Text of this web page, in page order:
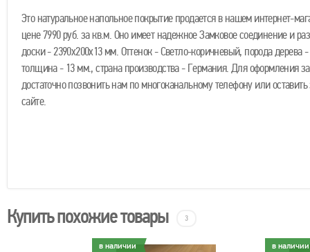
Это натуральное напольное покрытие продается в нашем интернет-
цене 7990 руб. за кв.м. Оно имеет надежное Замковое соединение и
доски - 2390х200х13 мм. Оттенок - Светло-коричневый, порода дерева
толщина - 13 мм., страна производства - Германия. Для оформления
достаточно позвонить нам по многоканальному телефону или оставить
сайте.
Купить похожие товары 3
в наличии в наличии